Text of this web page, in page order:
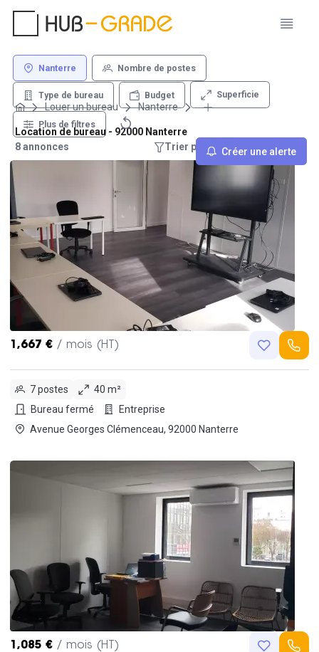
Nanterre Nombre de postes
Type de bureau Budget Superficie
Plus de filtres
Créer une alerte
Louer un bureau Nanterre
Location de bureau - 92000 Nanterre
8 annonces
Trier par : Recommandations
1,667 € / mois (HT)
7 postes
40 m²
Bureau fermé
Entreprise
Avenue Georges Clémenceau, 92000 Nanterre
1,085 € / mois (HT)